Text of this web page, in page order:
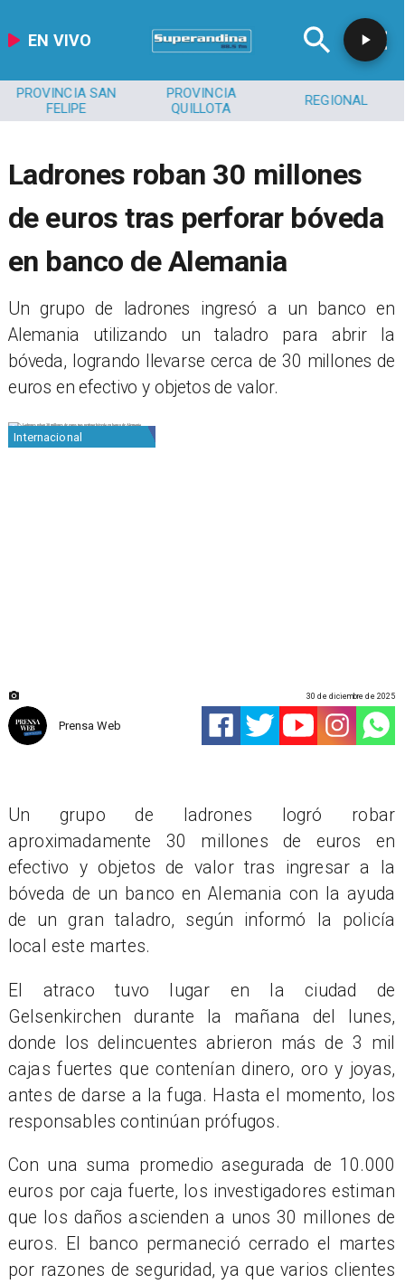
EN VIVO
PROVINCIA
QUILLOTA
REGIONAL MEDIOAMBIENTE
Ladrones roban 30 millones
de euros tras perforar bóveda
en banco de Alemania
Un grupo de ladrones ingresó a un banco en
Alemania utilizando un taladro para abrir la
bóveda, logrando llevarse cerca de 30 millones de
euros en efectivo y objetos de valor.
Internacional
Prensa Web
30 de diciembre de 2025
Un grupo de ladrones logró robar
aproximadamente 30 millones de euros en
efectivo y objetos de valor tras ingresar a la
bóveda de un banco en Alemania con la ayuda
de un gran taladro, según informó la policía
local este martes.
El atraco tuvo lugar en la ciudad de
Gelsenkirchen durante la mañana del lunes,
donde los delincuentes abrieron más de 3 mil
cajas fuertes que contenían dinero, oro y joyas,
antes de darse a la fuga. Hasta el momento, los
responsables continúan prófugos.
Con una suma promedio asegurada de 10.000
euros por caja fuerte, los investigadores estiman
que los daños ascienden a unos 30 millones de
euros. El banco permaneció cerrado el martes
por razones de seguridad, ya que varios clientes